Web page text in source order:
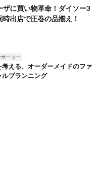
ザに買い物革命！ダイソー3
時出店で圧巻の品揃え！
ポーター
考える、オーダーメイドのファ
ルプランニング